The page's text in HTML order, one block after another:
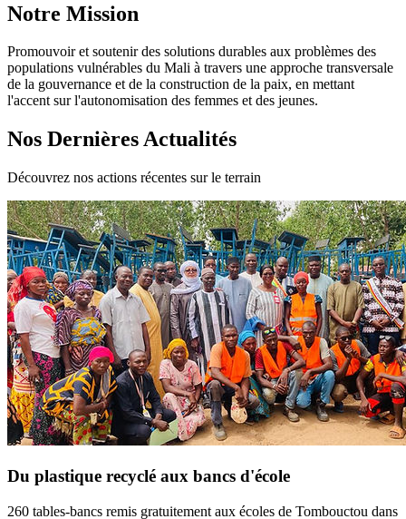
Notre Mission
Promouvoir et soutenir des solutions durables aux problèmes des
populations vulnérables du Mali à travers une approche transversale
de la gouvernance et de la construction de la paix, en mettant
l'accent sur l'autonomisation des femmes et des jeunes.
Nos Dernières Actualités
Découvrez nos actions récentes sur le terrain
Du plastique recyclé aux bancs d'école
260 tables-bancs remis gratuitement aux écoles de Tombouctou dans